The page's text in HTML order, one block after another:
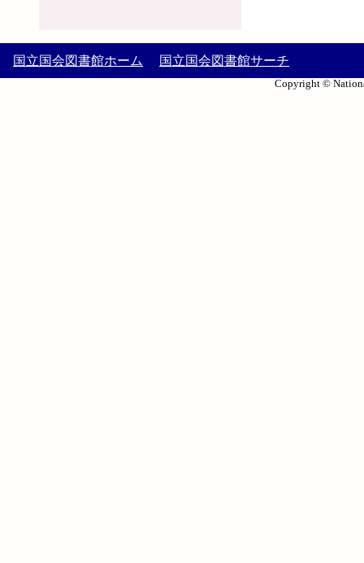
国立国会図書館ホーム 国立国会図書館サーチ
Copyright ©